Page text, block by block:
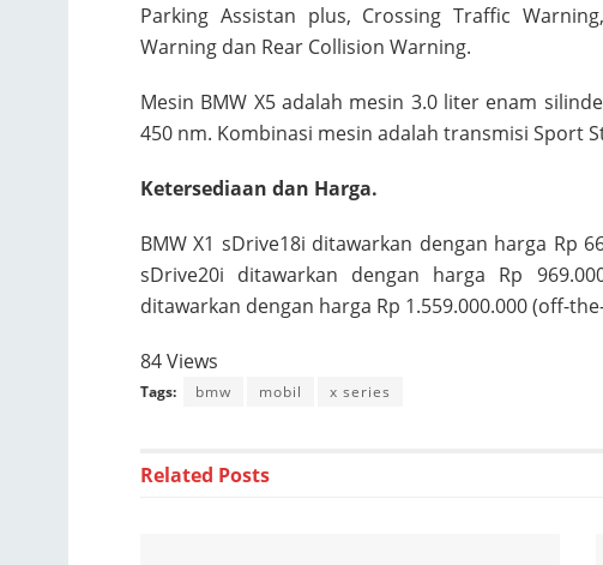
Parking Assistan plus, Crossing Traffic
Warning dan Rear Collision Warning.
Mesin BMW X5 adalah mesin 3.0 liter enam
450 nm. Kombinasi mesin adalah transmisi Sport
Ketersediaan dan Harga.
BMW X1 sDrive18i ditawarkan dengan harga Rp
sDrive20i ditawarkan dengan harga Rp
ditawarkan dengan harga Rp 1.559.000.000 (off-
84 Views
Tags: bmw mobil x series
Related Posts